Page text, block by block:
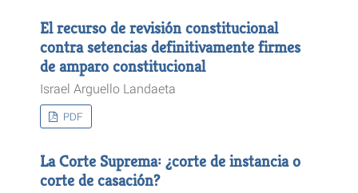
El recurso de revisión constitucional
contra setencias definitivamente firmes
de amparo constitucional
Israel Arguello Landaeta
PDF
La Corte Suprema: ¿corte de instancia o
corte de casación?